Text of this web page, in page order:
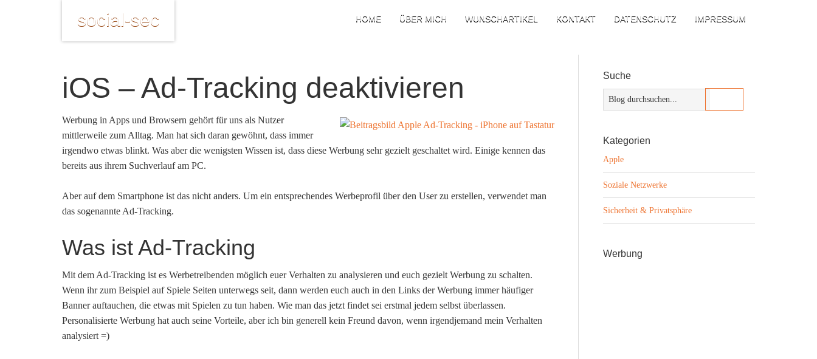
social-sec HOME ÜBER MICH WUNSCHARTIKEL KONTAKT DATENSCHUTZ IMPRESSUM
iOS – Ad-Tracking deaktivieren
Werbung in Apps und Browsern gehört für uns als Nutzer
mittlerweile zum Alltag. Man hat sich daran gewöhnt, dass immer
irgendwo etwas blinkt. Was aber die wenigsten Wissen ist, dass diese Werbung sehr gezielt geschaltet wird. Einige kennen das
bereits aus ihrem Suchverlauf am PC.
Aber auf dem Smartphone ist das nicht anders. Um ein entsprechendes Werbeprofil über den User zu erstellen, verwendet man
das sogenannte Ad-Tracking.
Was ist Ad-Tracking
Mit dem Ad-Tracking ist es Werbetreibenden möglich euer Verhalten zu analysieren und euch gezielt Werbung zu schalten.
Wenn ihr zum Beispiel auf Spiele Seiten unterwegs seit, dann werden euch auch in den Links der Werbung immer häufiger
Banner auftauchen, die etwas mit Spielen zu tun haben. Wie man das jetzt findet sei erstmal jedem selbst überlassen.
Personalisierte Werbung hat auch seine Vorteile, aber ich bin generell kein Freund davon, wenn irgendjemand mein Verhalten
analysiert =)
Suche
Kategorien
Apple
Soziale Netzwerke
Sicherheit & Privatsphäre
Werbung